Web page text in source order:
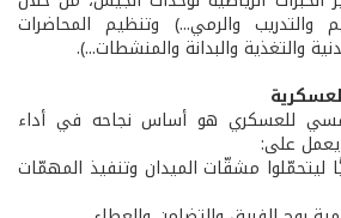
والتدريب والرمي...) وتنظيم المحاضرات
والتغذية والبدانة والمنشطات...).
للعسكري هو أساس نجاحه في أداء
على:
ليتحمّلوا مشقّات الميدان وتنفيذ المهمّات